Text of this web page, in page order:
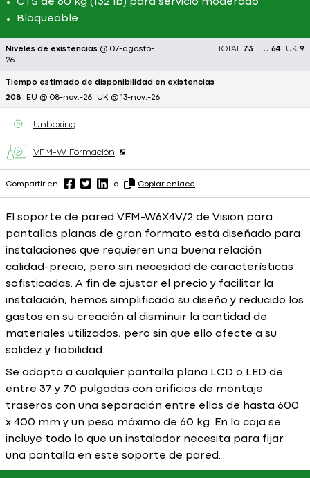
CTS de 60 kg (132 lb) para servicio moderado
Bloqueable
Niveles de existencias @ 07-agosto-
26
TOTAL 73 EU 64 UK 9
Tiempo estimado de disponibilidad en existencias
208 EU @ 08-nov.-26 UK @ 13-nov.-26
Unboxing
VFM-W Formación
Compartir en o Copiar enlace
El soporte de pared VFM-W6X4V/2 de Vision para
pantallas planas de gran formato está diseñado para
instalaciones que requieren una buena relación
calidad-precio, pero sin necesidad de características
sofisticadas. A fin de ajustar el precio y facilitar la
instalación, hemos simplificado su diseño y reducido los
gastos en su creación al disminuir la cantidad de
materiales utilizados, pero sin que ello afecte a su
solidez y fiabilidad.
Se adapta a cualquier pantalla plana LCD o LED de
entre 37 y 70 pulgadas con orificios de montaje
traseros con una separación entre ellos de hasta 600
x 400 mm y un peso máximo de 60 kg. En la caja se
incluye todo lo que un instalador necesita para fijar
una pantalla en este soporte de pared.